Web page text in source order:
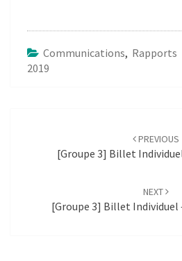
Communications, Rapports
2019
PREVIOUS
[Groupe 3] Billet
NEXT
[Groupe 3] Billet Individuel